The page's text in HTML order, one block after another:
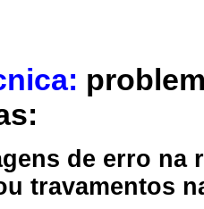
de erro
travamentos